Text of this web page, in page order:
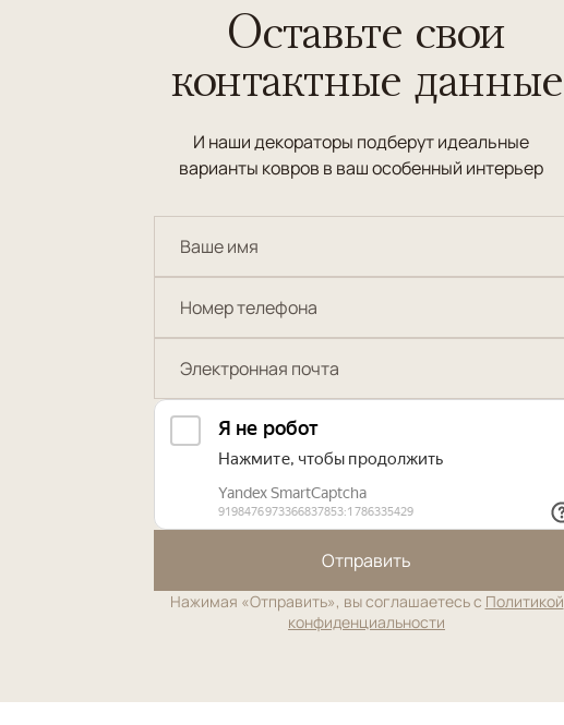
Оставьте свои
контактные данные
И наши декораторы подберут идеальные
варианты ковров в ваш особенный интерьер
Отправить
Нажимая «Отправить», вы соглашаетесь с Политикой
конфиденциальности